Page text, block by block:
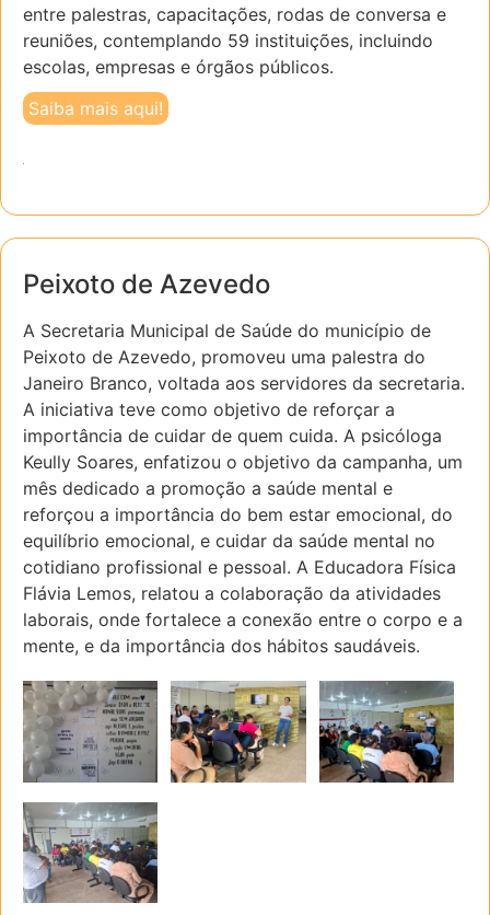
entre palestras, capacitações, rodas de conversa e
reuniões, contemplando 59 instituições, incluindo
escolas, empresas e órgãos públicos.
Saiba mais aqui!
Peixoto de Azevedo
A Secretaria Municipal de Saúde do município de
Peixoto de Azevedo, promoveu uma palestra do
Janeiro Branco, voltada aos servidores da secretaria.
A iniciativa teve como objetivo de reforçar a
importância de cuidar de quem cuida. A psicóloga
Keully Soares, enfatizou o objetivo da campanha, um
mês dedicado a promoção a saúde mental e
reforçou a importância do bem estar emocional, do
equilíbrio emocional, e cuidar da saúde mental no
cotidiano profissional e pessoal. A Educadora Física
Flávia Lemos, relatou a colaboração da atividades
laborais, onde fortalece a conexão entre o corpo e a
mente, e da importância dos hábitos saudáveis.